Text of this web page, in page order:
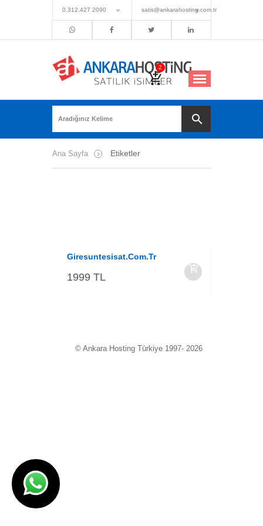
0.312.427 2090 satis@ankarahosting.com.tr
Ana Sayfa Etiketler
Giresuntesisat.com.tr
1999 TL
© Ankara Hosting Türkiye 1997- 2026